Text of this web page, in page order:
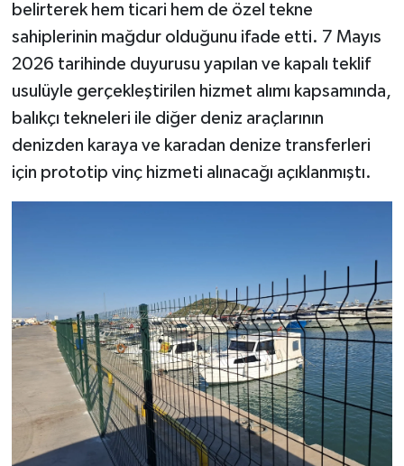
belirterek hem ticari hem de özel tekne
sahiplerinin mağdur olduğunu ifade etti. 7 Mayıs
2026 tarihinde duyurusu yapılan ve kapalı teklif
usulüyle gerçekleştirilen hizmet alımı kapsamında,
balıkçı tekneleri ile diğer deniz araçlarının
denizden karaya ve karadan denize transferleri
için prototip vinç hizmeti alınacağı açıklanmıştı.